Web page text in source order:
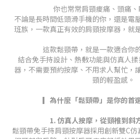
你也常常肩頸痠痛、頭痛、
不論是長時間低頭滑手機的你，還是電
班族，一款真正有效的肩頸按摩器 ，就
這款鬆頸帶 ，就是一款適合你
結合免手持設計 、 熱敷功能與仿真人
器 ，不需要預約按摩、不用求人幫忙，
頸的輕盈感。
▎為什麼「鬆頸帶」是你的首
1. 仿真人按摩，從頸椎到斜
鬆頸帶免手持肩頸按摩器採用創新雙C